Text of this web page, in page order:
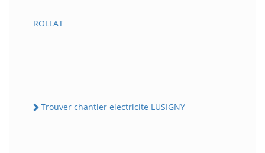
ROLLAT
Trouver chantier electricite LUSIGNY